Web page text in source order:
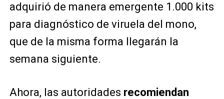
adquirió de manera emergente 1.000 kits
para diagnóstico de viruela del mono,
que de la misma forma llegarán la
semana siguiente.
Ahora, las autoridades recomiendan